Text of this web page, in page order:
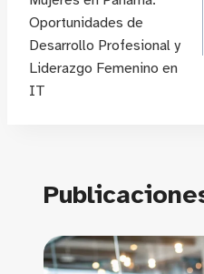
entradas
Oportunidades de
Desarrollo Profesional y
Liderazgo Femenino en
IT